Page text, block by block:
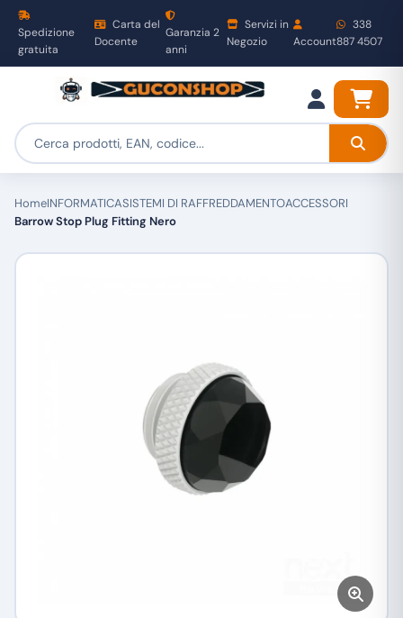
Spedizione
gratuita
Carta del
Docente
Garanzia 2
anni
Servizi in
Negozio
Account
338
887 4507
HomeINFORMATICASISTEMI DI RAFFREDDAMENTOACCESSORI
Barrow Stop Plug Fitting Nero